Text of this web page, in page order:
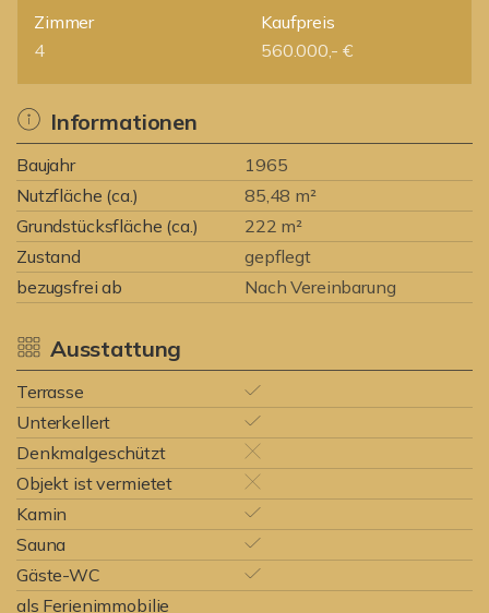
Zimmer
4
Kaufpreis
560.000,- €
Informationen
Baujahr
1965
Nutzfläche (ca.)
85,48 m²
Grundstücksfläche (ca.)
222 m²
Zustand
gepflegt
bezugsfrei ab
Nach Vereinbarung
Ausstattung
Terrasse
Unterkellert
Denkmalgeschützt
Objekt ist vermietet
Kamin
Sauna
Gäste-WC
als Ferienimmobilie